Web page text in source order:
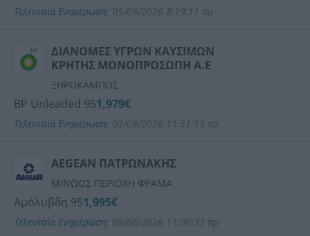
Τελευταία Ενημέρωση: 05/08/2026 8:19:11 πμ
ΔΙΑΝΟΜΕΣ ΥΓΡΩΝ ΚΑΥΣΙΜΩΝ
ΚΡΗΤΗΣ ΜΟΝΟΠΡΟΣΩΠΗ Α.Ε
ΞΗΡΟΚΑΜΠΟΣ
BP Unleaded 951,979€
Τελευταία Ενημέρωση: 03/08/2026 11:51:19 πμ
AEGEAN ΠΑΤΡΩΝΑΚΗΣ
ΜΙΝΩΟΣ ΠΕΡΙΟΧΗ ΦΡΑΜΑ
Αμόλυβδη 951,995€
Τελευταία Ενημέρωση: 08/08/2026 11:00:33 πμ